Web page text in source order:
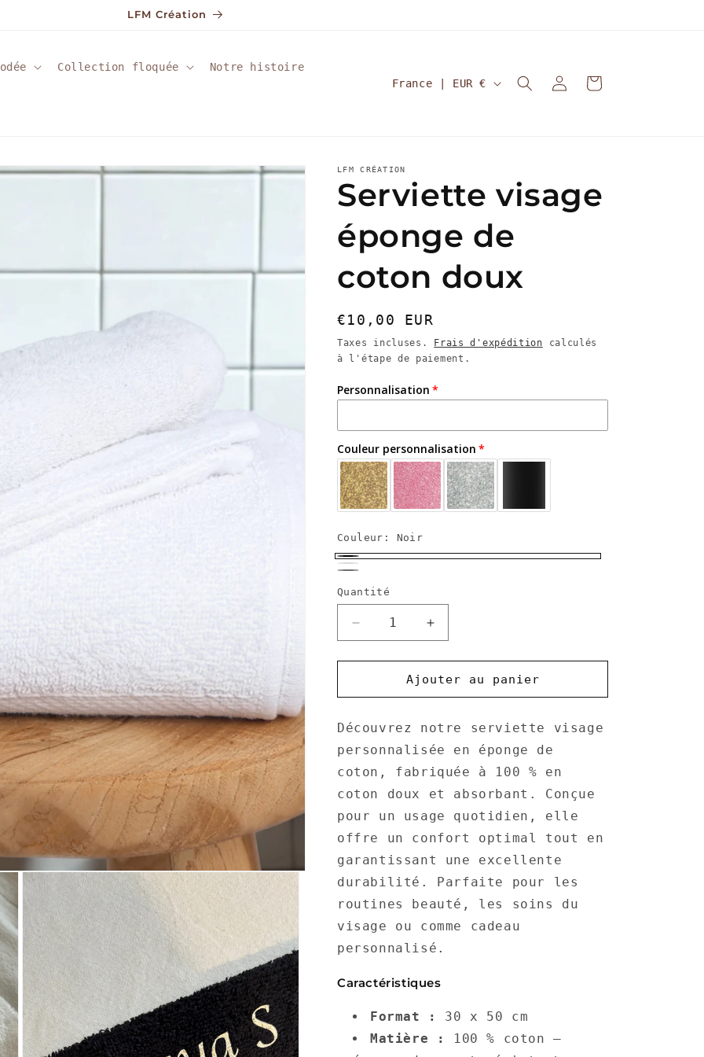
LFM Création
Collection floquée Notre histoire
P
/
r
é
g
i
n
France | EUR € ConnexionPanier
LFM CRÉATION
Serviette visage
éponge de
coton doux
Prix
habituel
€10,00 EUR
Taxes incluses. Frais d'expédition calculés
à l'étape de paiement.
Personnalisation
Couleur personnalisation
Couleur: Noir
Noir
Blanc
Quantité
Réduire
la
quantité
Serviette
éponge
de
doux
Augmenter
la
quantité
de
Serviette
éponge
de
doux
Ajouter au panier
Découvrez notre serviette visage
personnalisée en éponge de
coton, fabriquée à 100 % en
coton doux et absorbant. Conçue
pour un usage quotidien, elle
offre un confort optimal tout en
garantissant une excellente
durabilité. Parfaite pour les
routines beauté, les soins du
visage ou comme cadeau
personnalisé.
Caractéristiques
Format :
30 x 50 cm
Matière :
100 % coton –